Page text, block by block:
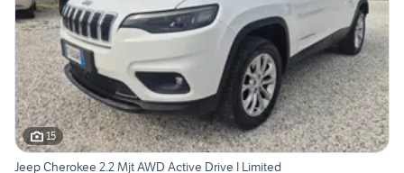
15
Jeep Cherokee 2.2 Mjt AWD Active Drive I Limited